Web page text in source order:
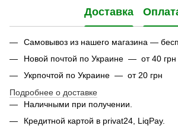
Доставка
Самовывоз из нашего магазина —
Новой почтой по Украине — от 40 грн
Укрпочтой по Украине — от 20 грн
Подробнее о доставке
Наличными при получении.
Кредитной картой в privat24, LiqPay.